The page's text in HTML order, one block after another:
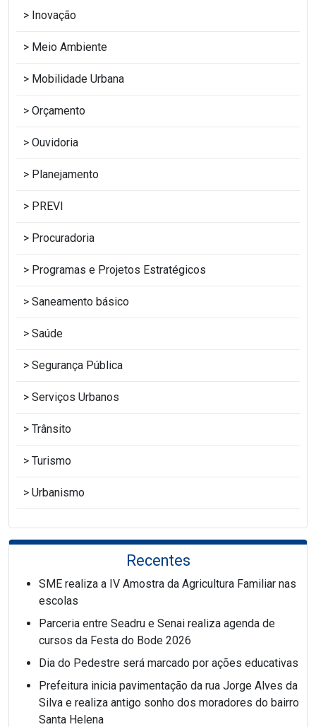
Inovação
Meio Ambiente
Mobilidade Urbana
Orçamento
Ouvidoria
Planejamento
PREVI
Procuradoria
Programas e Projetos Estratégicos
Saneamento básico
Saúde
Segurança Pública
Serviços Urbanos
Trânsito
Turismo
Urbanismo
Recentes
SME realiza a IV Amostra da Agricultura Familiar nas
escolas
Parceria entre Seadru e Senai realiza agenda de
cursos da Festa do Bode 2026
Dia do Pedestre será marcado por ações educativas
Prefeitura inicia pavimentação da rua Jorge Alves da
Silva e realiza antigo sonho dos moradores do bairro
Santa Helena